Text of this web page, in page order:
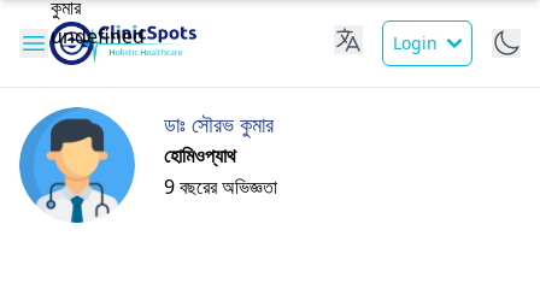
Login
ডাঃ সৌরভ কুমার
হোমিওপ্যাথ
9 বছরের অভিজ্ঞতা